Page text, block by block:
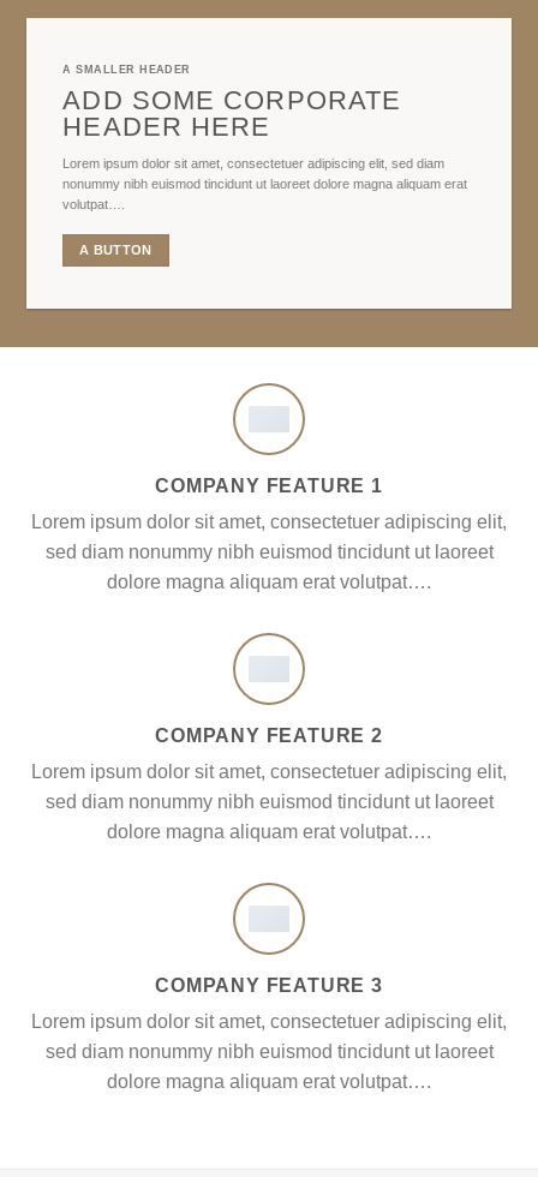
A SMALLER HEADER
ADD SOME CORPORATE
HEADER HERE
Lorem ipsum dolor sit amet, consectetuer adipiscing elit, sed diam
nonummy nibh euismod tincidunt ut laoreet dolore magna aliquam erat
volutpat….
A BUTTON
COMPANY FEATURE 1
Lorem ipsum dolor sit amet, consectetuer adipiscing elit,
sed diam nonummy nibh euismod tincidunt ut laoreet
dolore magna aliquam erat volutpat….
COMPANY FEATURE 2
Lorem ipsum dolor sit amet, consectetuer adipiscing elit,
sed diam nonummy nibh euismod tincidunt ut laoreet
dolore magna aliquam erat volutpat….
COMPANY FEATURE 3
Lorem ipsum dolor sit amet, consectetuer adipiscing elit,
sed diam nonummy nibh euismod tincidunt ut laoreet
dolore magna aliquam erat volutpat….